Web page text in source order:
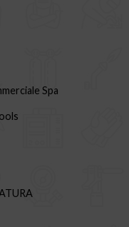
Spa